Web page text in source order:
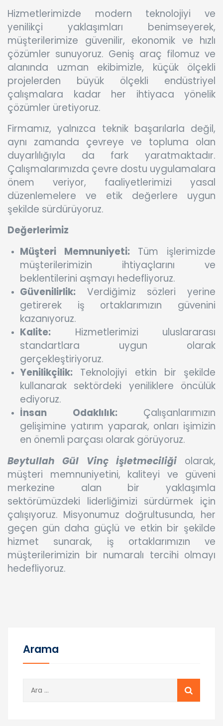
Hizmetlerimizde modern teknolojiyi ve
yenilikçi yaklaşımları benimseyerek,
müşterilerimize güvenilir, ekonomik ve hızlı
çözümler sunuyoruz. Geniş araç filomuz ve
alanında uzman ekibimizle, küçük ölçekli
projelerden büyük ölçekli endüstriyel
çalışmalara kadar her ihtiyaca yönelik
çözümler üretiyoruz.
Firmamız, yalnızca teknik başarılarla değil,
aynı zamanda çevreye ve topluma olan
duyarlılığıyla da fark yaratmaktadır.
Çalışmalarımızda çevre dostu uygulamalara
önem veriyor, faaliyetlerimizi yasal
düzenlemelere ve etik değerlere uygun
şekilde sürdürüyoruz.
Değerlerimiz
Müşteri Memnuniyeti:Tüm işlerimizde
müşterilerimizin ihtiyaçlarını ve
beklentilerini aşmayı hedefliyoruz.
Güvenilirlik: Verdiğimiz sözleri yerine
getirerek iş ortaklarımızın güvenini
kazanıyoruz.
Kalite: Hizmetlerimizi uluslararası
standartlara uygun olarak
gerçekleştiriyoruz.
Yenilikçilik: Teknolojiyi etkin bir şekilde
kullanarak sektördeki yeniliklere öncülük
ediyoruz.
İnsan Odaklılık:Çalışanlarımızın
gelişimine yatırım yaparak, onları işimizin
en önemli parçası olarak görüyoruz.
Beytullah Gül Vinç İşletmeciliğiolarak,
müşteri memnuniyetini, kaliteyi ve güveni
merkezine alan bir yaklaşımla
sektörümüzdeki liderliğimizi sürdürmek için
çalışıyoruz. Misyonumuz doğrultusunda, her
geçen gün daha güçlü ve etkin bir şekilde
hizmet sunarak, iş ortaklarımızın ve
müşterilerimizin bir numaralı tercihi olmayı
hedefliyoruz.
Arama